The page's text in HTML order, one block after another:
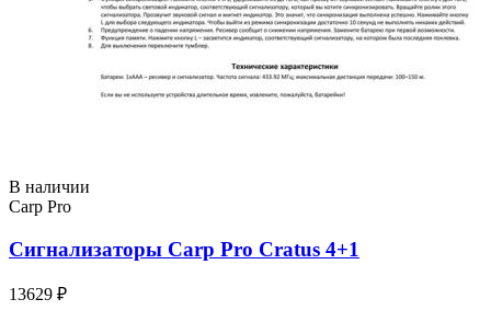
В наличии
Carp Pro
Сигнализаторы Carp Pro Cratus 4+1
13629 ₽